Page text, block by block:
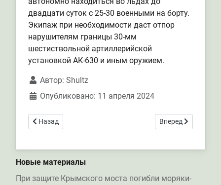
двадцати суток с 25-30 военными на борту.
Экипаж при необходимости даст отпор
нарушителям границы 30-мм
шестиствольной артиллерийской
установкой АК-630 и иным оружием.
Автор: Shultz
Опубликовано: 11 апреля 2024
Предыдущий: Приморские пограничники изъяли 7 тонн
Назад Следующий:
Вперед
Новые материалы
При защите Крымского моста погибли моряки-